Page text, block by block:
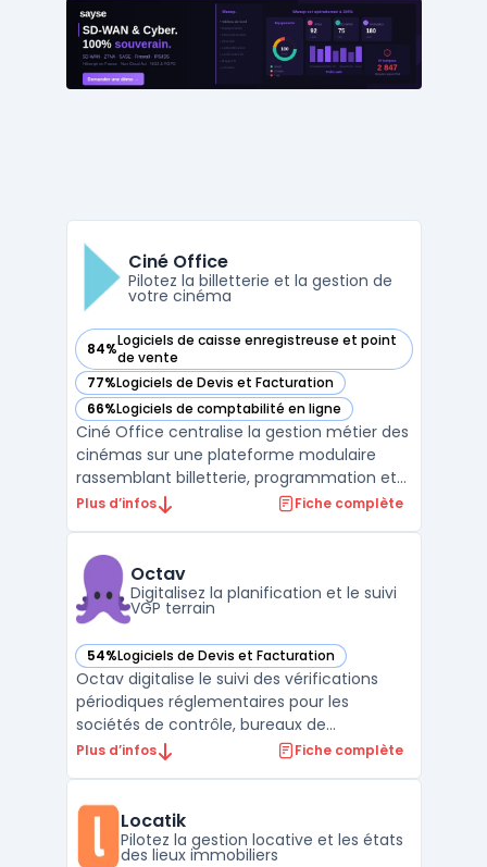
réglementations et le suivi des expéditions
exigent une coordination, CargoWise relie
les différents do ...
Ciné Office
Pilotez la billetterie et la gestion de
votre cinéma
84%Logiciels de caisse enregistreuse et point
de vente
— voir Ciné Office dans cette catégorie
77%Logiciels de Devis et Facturation
— voir Ciné Office dans cette catégorie
66%Logiciels de comptabilité en ligne
— voir Ciné Office dans cette catégorie
Ciné Office centralise la gestion métier des
cinémas sur une plateforme modulaire
rassemblant billetterie, programmation et
opérations courantes. Les exploitants
soient uniques ou réparties sur plusieurs
sites de ...
Plus d’infos Fiche complète
Octav
Digitalisez la planification et le suivi
VGP terrain
54%Logiciels de Devis et Facturation
— voir Octav dans cette catégorie
Octav digitalise le suivi des vérifications
périodiques réglementaires pour les
sociétés de contrôle, bureaux de
vérification et équipes sécurité ou
soumis à la VGP : levage, extinction
incendie, équipements de protection i ...
Plus d’infos Fiche complète
Locatik
Pilotez la gestion locative et les états
des lieux immobiliers